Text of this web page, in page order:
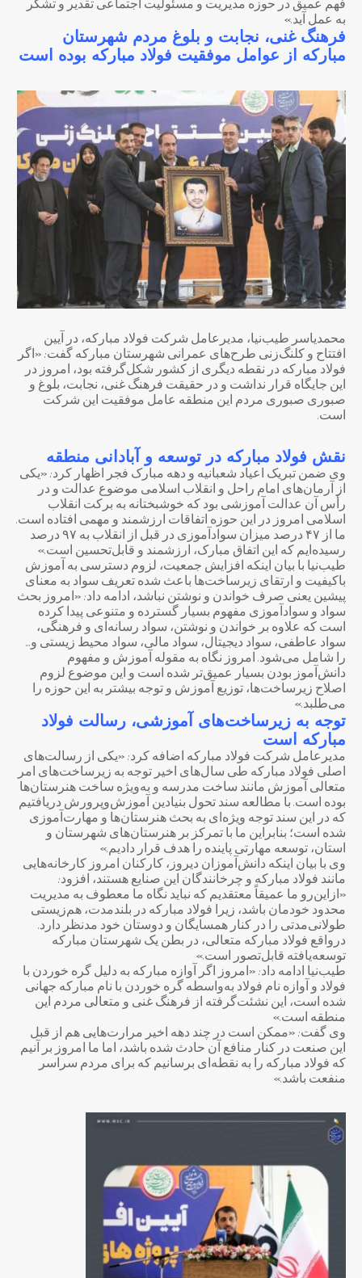
فهم عمیق در حوزه مدیریت و مسئولیت اجتماعی تقدیر و تشکر
به عمل آید.»
فرهنگ غنی، نجابت و بلوغ مردم شهرستان
مبارکه از عوامل موفقیت فولاد مبارکه بوده است
محمدیاسر طیب‌نیا، مدیرعامل شرکت فولاد مبارکه، در آیین
افتتاح و کلنگ‌زنی طرح‌های عمرانی شهرستان مبارکه گفت: «اگر
فولاد مبارکه در نقطه دیگری از کشور شکل‌گرفته بود، امروز در
این جایگاه قرار نداشت و در حقیقت فرهنگ غنی، نجابت، بلوغ و
صبوری صبوری مردم این منطقه عامل موفقیت این شرکت
است.
نقش فولاد مبارکه در توسعه و آبادانی منطقه
وی ضمن تبریک اعیاد شعبانیه و دهه مبارک فجر اظهار کرد: «یکی
از آرمان‌های امام راحل و انقلاب اسلامی موضوع عدالت و در
رأس آن عدالت آموزشی بود که خوشبختانه به برکت انقلاب
اسلامی امروز در این حوزه اتفاقات ارزشمند و مهمی افتاده است.
ما از ۴۷ درصد میزان سوادآموزی در قبل از انقلاب به ۹۷ درصد
رسیده‌ایم که این اتفاق مبارک، ارزشمند و قابل‌تحسین است.»
طیب‌نیا با بیان اینکه افزایش جمعیت، لزوم دسترسی به آموزش
باکیفیت و ارتقای زیرساخت‌ها باعث شده تعریف سواد به معنای
پیشین یعنی صرف خواندن و نوشتن نباشد، ادامه داد: «امروز بحث
سواد و سوادآموزی مفهوم بسیار گسترده و متنوعی پیدا کرده
است که علاوه بر خواندن و نوشتن، سواد رسانه‌ای و فرهنگی،
سواد عاطفی، سواد دیجیتال، سواد مالی، سواد محیط زیستی و…
را شامل می‌شود. امروز نگاه به مقوله آموزش و مفهوم
دانش‌آموز بودن بسیار عمیق‌تر شده است و این موضوع لزوم
اصلاح زیرساخت‌ها، توزیع آموزش و توجه بیشتر به این حوزه را
می‌طلبد.»
توجه به زیرساخت‌های آموزشی، رسالت فولاد
مبارکه است
مدیرعامل شرکت فولاد مبارکه اضافه کرد: «یکی از رسالت‌های
اصلی فولاد مبارکه طی سال‌های اخیر توجه به زیرساخت‌های امر
متعالی آموزش مانند ساخت مدرسه و به‌ویژه ساخت هنرستان‌ها
بوده است. با مطالعه سند تحول بنیادین آموزش‌وپرورش دریافتیم
که در این سند توجه ویژه‌ای به بحث هنرستان‌ها و مهارت‌آموزی
شده است؛ بنابراین ما با تمرکز بر هنرستان‌های شهرستان و
استان، توسعه مهارتی پاینده را هدف قرار دادیم.»
وی با بیان اینکه دانش‌آموزان دیروز، کارکنان امروز کارخانه‌هایی
مانند فولاد مبارکه و چرخانندگان این صنایع هستند، افزود:
«ازاین‌رو ما عمیقاً معتقدیم که نباید نگاه ما معطوف به مدیریت
محدود خودمان باشد، زیرا فولاد مبارکه در بلندمدت، هم‌زیستی
طولانی‌مدتی را در کنار همسایگان و دوستان خود مدنظر دارد.
درواقع فولاد مبارکه متعالی، در بطن یک شهرستان مبارکه
توسعه‌یافته قابل‌تصور است.»
طیب‌نیا ادامه داد: «امروز اگر آوازه مبارکه به دلیل گره خوردن با
فولاد و آوازه نام فولاد به‌واسطه گره خوردن با نام مبارکه جهانی
شده است، این نشئت‌گرفته از فرهنگ غنی و متعالی مردم این
منطقه است.»
وی گفت: «ممکن است در چند دهه اخیر مرارت‌هایی هم از قبل
این صنعت در کنار منافع آن حادث شده باشد، اما ما امروز بر آنیم
که فولاد مبارکه را به نقطه‌ای برسانیم که برای مردم سراسر
منفعت باشد.»